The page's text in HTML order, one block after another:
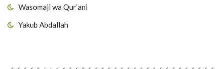
Wasomaji wa Qur’ani
Yakub Abdallah